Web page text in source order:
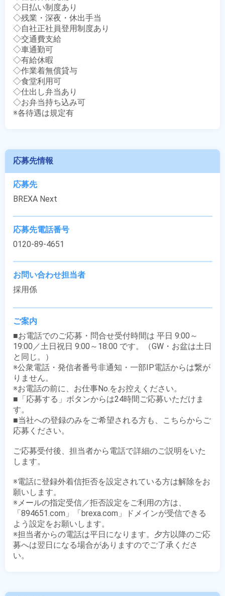
◇日払い制度あり
◇残業・深夜・休出手当
◇自社正社員登用制度あり
◇交通費支給
◇車通勤可
◇有給休暇
◇作業着無償貸与
◇食堂利用可
◇仕出し弁当あり
◇お弁当持ち込み可
※各待遇は規定有
応募先情報
応募先
BREXA Next
応募先電話番号
0120-89-4651
お問い合わせ担当者
採用係
ご案内
■お電話でのご応募・問合せ受付時間は 平日 9:00～
19:00／土日祝日 9:00～18:00 です。（GW・お盆は土日
と同じ。）
※公衆電話・発信者番号非通知・一部IP電話からは繋が
りません。
※お電話の前に、お仕事No.をお控えください。
■「応募する」ボタンからは24時間ご応募いただけま
す。
■当社への登録のみをご希望される方も、こちらからご
応募ください。
ご応募受付後、担当者から電話で詳細のご説明をいた
します。
※電話に登録外着信拒否を設定されている方は解除をお
願いします。
※メールの指定受信／拒否設定をご利用の方は、
「894651.com」「brexa.com」ドメインが受信できる
よう設定をお願いします。
※担当者からの電話は平日になります。夕方以降のご応
募へは翌日になる場合がありますのでご了承くださ